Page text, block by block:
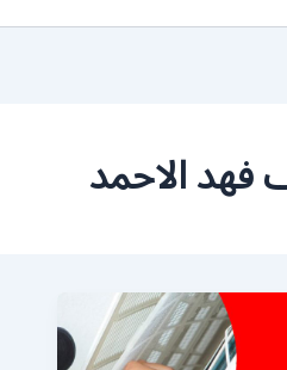
فهد الاحمد